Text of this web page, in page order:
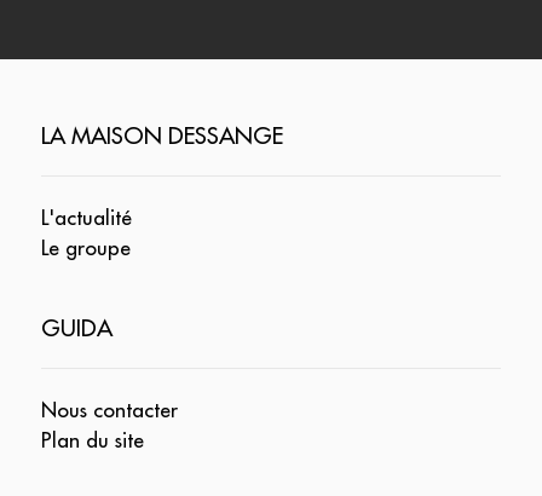
LA MAISON DESSANGE
L'actualité
Le groupe
GUIDA
Nous contacter
Plan du site